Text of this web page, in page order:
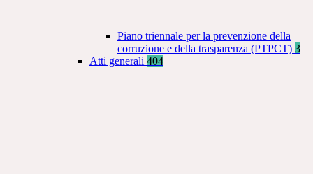
Piano triennale per la prevenzione della
corruzione e della trasparenza (PTPCT) 3
Atti generali 404